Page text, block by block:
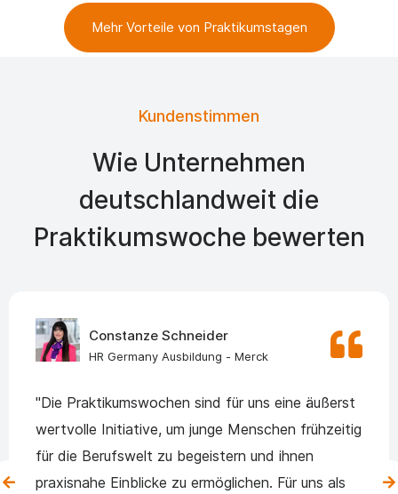
Mehr Vorteile von Praktikumstagen
Kundenstimmen
Wie Unternehmen
deutschlandweit die
Praktikumswoche bewerten
Constanze Schneider
HR Germany Ausbildung - Merck
"Die Praktikumswochen sind für uns eine äußerst
wertvolle Initiative, um junge Menschen frühzeitig
für die Berufswelt zu begeistern und ihnen
praxisnahe Einblicke zu ermöglichen. Für uns als